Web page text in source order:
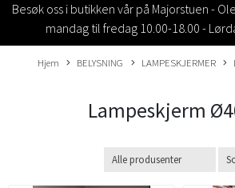
Besøk oss i butikken vår på Majorstuen -
mandag til fredag 10.00-18.00 -
Hjem BELYSNING LAMPESKJERMER
Lampeskjerm